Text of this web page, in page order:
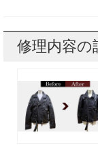
修理内容の